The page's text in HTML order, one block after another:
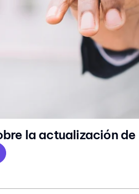
la actualización